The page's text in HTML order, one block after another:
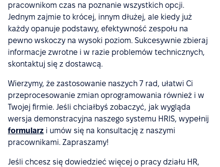
pracownikom czas na poznanie wszystkich opcji.
Jednym zajmie to krócej, innym dłużej, ale kiedy już
każdy opanuje podstawy, efektywność zespołu na
pewno wskoczy na wysoki poziom. Sukcesywnie zbieraj
informacje zwrotne i w razie problemów technicznych,
skontaktuj się z dostawcą.
Wierzymy, że zastosowanie naszych 7 rad, ułatwi Ci
przeprocesowanie zmian oprogramowania również i w
Twojej firmie. Jeśli chciałbyś zobaczyć, jak wygląda
wersja demonstracyjna naszego systemu HRIS, wypełnij
formularz i umów się na konsultację z naszymi
pracownikami. Zapraszamy!
Jeśli chcesz się dowiedzieć więcej o pracy działu HR,